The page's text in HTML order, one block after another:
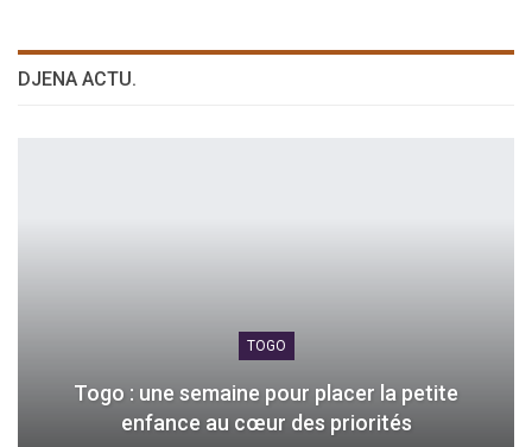
DJENA ACTU.
TOGO
Togo : une semaine pour placer la petite
enfance au cœur des priorités